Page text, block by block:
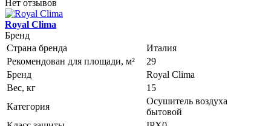
Нет отзывов
Royal Clima
Бренд
Страна бренда
Италия
Рекомендован для площади, м²
29
Бренд
Royal Clima
Вес, кг
15
Категория
Осушитель воздуха
бытовой